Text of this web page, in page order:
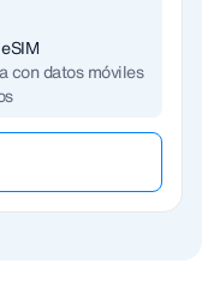
con datos móviles